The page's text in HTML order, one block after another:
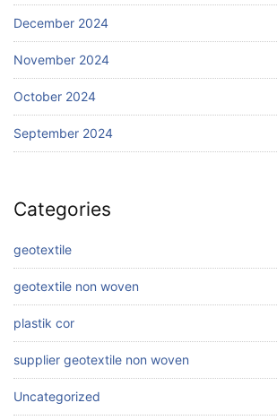
December 2024
November 2024
October 2024
September 2024
Categories
geotextile
geotextile non woven
plastik cor
supplier geotextile non woven
Uncategorized